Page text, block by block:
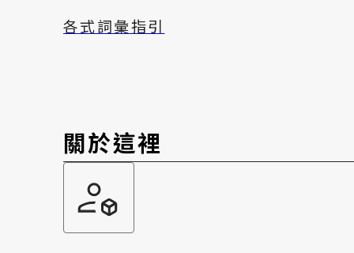
各式詞彙指引
關於這裡